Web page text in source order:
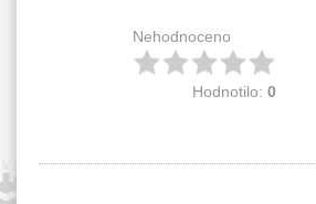
Nehodnoceno
Hodnotilo: 0